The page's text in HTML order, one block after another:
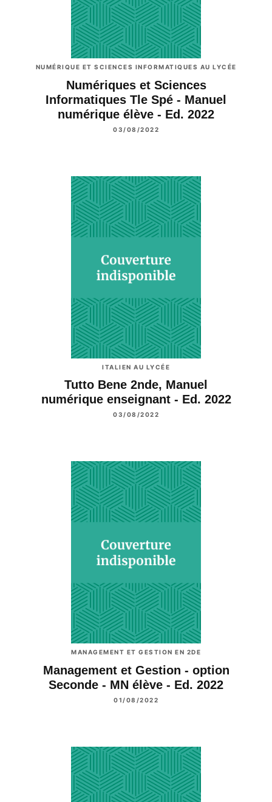
NUMÉRIQUE ET SCIENCES INFORMATIQUES AU LYCÉE
Numériques et Sciences
Informatiques Tle Spé - Manuel
numérique élève - Ed. 2022
03/08/2022
ITALIEN AU LYCÉE
Tutto Bene 2nde, Manuel
numérique enseignant - Ed. 2022
03/08/2022
MANAGEMENT ET GESTION EN 2DE
Management et Gestion - option
Seconde - MN élève - Ed. 2022
01/08/2022